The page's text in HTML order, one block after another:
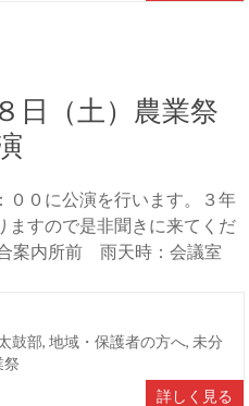
日（土）農業祭
００に公演を行います。３年
ますので是非聞きに来てくだ
案内所前 雨天時：会議室
鼓部,地域・保護者の方へ, 未分
祭
詳しく見る